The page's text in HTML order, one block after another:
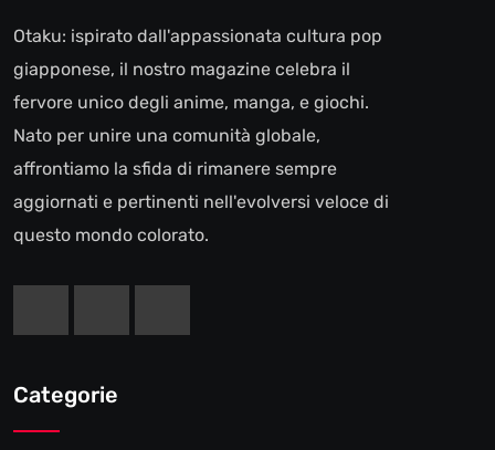
Otaku: ispirato dall'appassionata cultura pop
giapponese, il nostro magazine celebra il
fervore unico degli anime, manga, e giochi.
Nato per unire una comunità globale,
affrontiamo la sfida di rimanere sempre
aggiornati e pertinenti nell'evolversi veloce di
questo mondo colorato.
Categorie